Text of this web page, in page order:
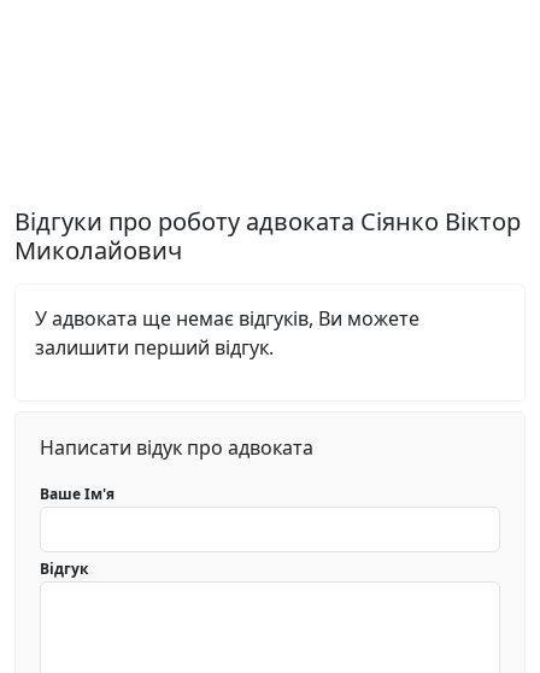
Відгуки про роботу адвоката Сіянко Віктор
Миколайович
У адвоката ще немає відгуків, Ви можете
залишити перший відгук.
Написати відук про адвоката
Ваше Ім'я
Відгук